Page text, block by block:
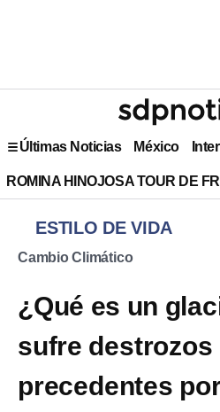
Últimas Noticias México
ROMINA HINOJOSA TOUR DE
ESTILO DE VIDA
Cambio Climático
¿Qué es un
sufre destrozos
precedentes